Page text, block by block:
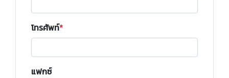
โทรศัพท์
แฟกซ์